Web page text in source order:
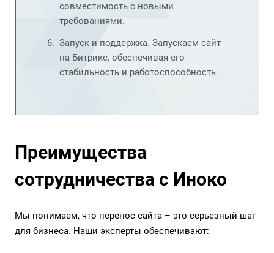
совместимость с новыми
требованиями.
Запуск и поддержка. Запускаем сайт
на Битрикс, обеспечивая его
стабильность и работоспособность.
Преимущества
сотрудничества с Иноко
Мы понимаем, что перенос сайта – это серьезный шаг
для бизнеса. Наши эксперты обеспечивают: